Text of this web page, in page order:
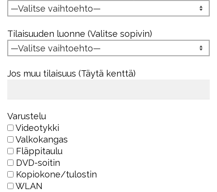
Tilaisuuden luonne (Valitse sopivin)
Jos muu tilaisuus (Täytä kenttä)
Varustelu
Videotykki
Valkokangas
Fläppitaulu
DVD-soitin
Kopiokone/tulostin
WLAN